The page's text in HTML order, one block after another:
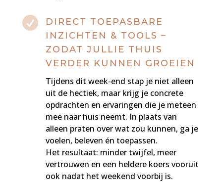

DIRECT TOEPASBARE
INZICHTEN & TOOLS –
ZODAT JULLIE THUIS
VERDER KUNNEN GROEIEN
Tijdens dit week-end stap je niet alleen
uit de hectiek, maar krijg je concrete
opdrachten en ervaringen die je meteen
mee naar huis neemt. In plaats van
alleen praten over wat zou kunnen, ga je
voelen, beleven én toepassen.
Het resultaat: minder twijfel, meer
vertrouwen en een heldere koers vooruit
ook nadat het weekend voorbij is.